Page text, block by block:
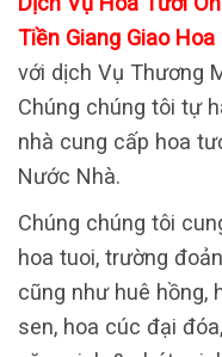
Tiền Giang Giao
với dịch Vụ Thương
Chúng chúng tôi tự
nhà cung cấp hoa
Nước Nhà.
Chúng chúng tôi
hoa tuoi, trường
cũng như huê hồng,
sen, hoa cúc đại